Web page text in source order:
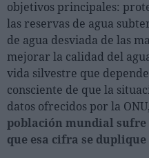
Salud
Moda
Lujo
Agenda de actividades
Ferias sectoriales
objetivos principales:
las reservas de agua
de agua desviada de las
mejorar la calidad del
vida silvestre que
consciente de que la
datos ofrecidos por la ONU,
población mundial sufre
que esa cifra se duplique